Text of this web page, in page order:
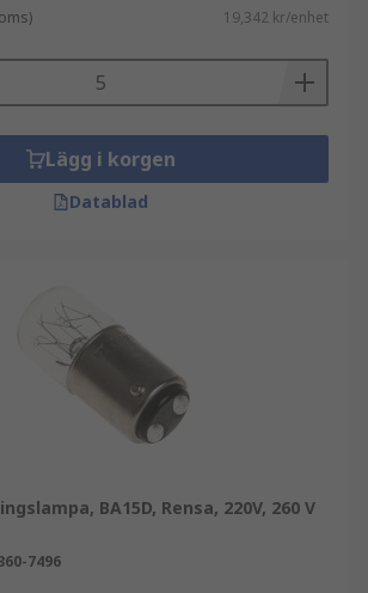
19,342 kr/enhet
Lägg i korgen
Datablad
BA15D, Rensa, 220V, 260 V
7496